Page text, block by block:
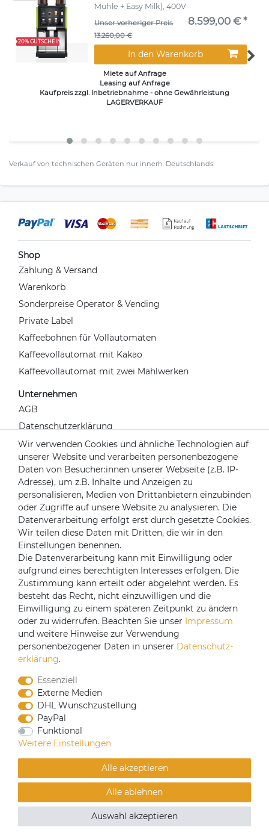
+20% GUTSCHEIN
Mühle + Easy Milk), 400V
Unser vorheriger Preis
13.260,00 €
8.599,00 € *
In den Warenkorb
Miete auf Anfrage
Leasing auf Anfrage
Kaufpreis zzgl. Inbetriebnahme - ohne Gewährleistung
LAGERVERKAUF
Verkauf von technischen Geräten nur innerh. Deutschlands.
Shop
Zahlung & Versand
Warenkorb
Sonderpreise Operator & Vending
Private Label
Kaffeebohnen für Vollautomaten
Kaffeevollautomat mit Kakao
Kaffeevollautomat mit zwei Mahlwerken
Unternehmen
AGB
Datenschutzerklärung
Widerrufsrecht
Impressum
Kontakt
Über uns
Mein Konto
Login
Registrieren
Versandpartner
CoffeeB2B hat eine Einkaufsvereinbarung mit
Coffeefair. Sollten Sie den Mindestbestellwert nicht
erreichen, können Sie bei www.coffeefair.de bestellen.
Verkauf nur an gewerbliche Kunden | Mindestbestellwert
© Copyright 2019 Alle Rechte vorbehalten. | webshop by
Wir verwenden Cookies und ähnliche Technologien auf
unserer Website und verarbeiten personenbezogene
Daten von Besucher:innen unserer Webseite (z.B. IP-
Adresse), um z.B. Inhalte und Anzeigen zu
personalisieren, Medien von Drittanbietern einzubinden
oder Zugriffe auf unsere Website zu analysieren. Die
Datenverarbeitung erfolgt erst durch gesetzte Cookies.
Wir teilen diese Daten mit Dritten, die wir in den
Einstellungen benennen.
Die Datenverarbeitung kann mit Einwilligung oder
aufgrund eines berechtigten Interesses erfolgen. Die
Zustimmung kann erteilt oder abgelehnt werden. Es
besteht das Recht, nicht einzuwilligen und die
Einwilligung zu einem späteren Zeitpunkt zu ändern
oder zu widerrufen. Beachten Sie unser Impressum
und weitere Hinweise zur Verwendung
personenbezogener Daten in unserer Daten­schutz­
erklärung.
Essenziell
Externe Medien
DHL Wunschzustellung
PayPal
Funktional
Weitere Einstellungen
Alle akzeptieren
Alle ablehnen
Auswahl akzeptieren